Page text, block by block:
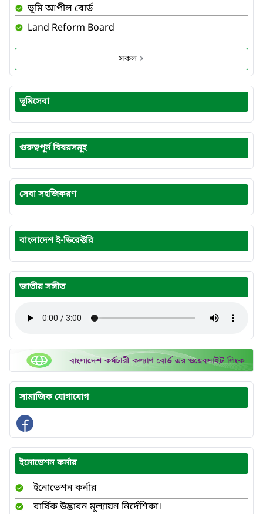
ভূমি আপীল বোর্ড
Land Reform Board
সকল
ভূমিসেবা
গুরুত্বপূর্ন বিষয়সমূহ
সেবা সহজিকরণ
বাংলাদেশ ই-ডিরেক্টরি
জাতীয় সঙ্গীত
সামাজিক যোগাযোগ
ইনোভেশন কর্নার
ইনোভেশন কর্নার
বার্ষিক উদ্ভাবন মূল্যায়ন নির্দেশিকা।